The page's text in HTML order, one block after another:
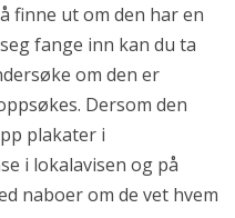
finne ut om den har en
fange inn kan du ta
om den er
Dersom den
plakater i
i lokalavisen og på
naboer om de vet hvem